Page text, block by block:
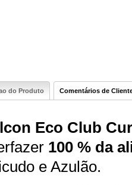
do Produto Comentários de
Eco Club
100 % da
e Azulão.